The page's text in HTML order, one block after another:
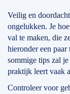
Veilig en
ongelukken. Je
val te maken, die
hieronder een
sommige tips zal
praktijk leert vaak
Controleer voor